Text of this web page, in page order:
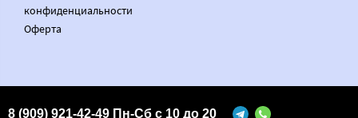
8 (909) 921-42-49 Пн-Сб с 10 до 20
конфиденциальности
Оферта
Made on Bazium